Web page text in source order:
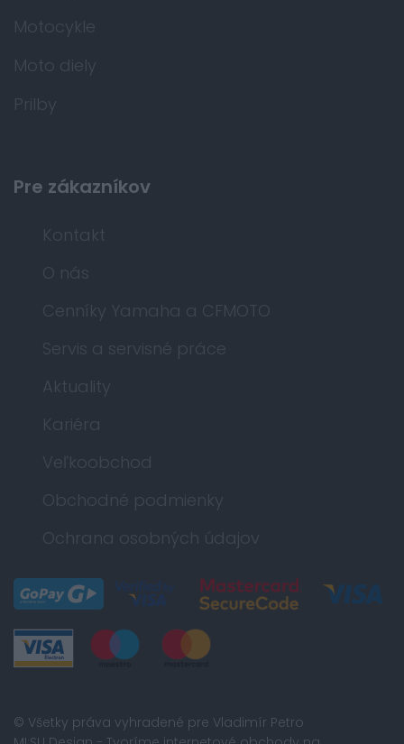
Motocykle
Moto diely
Prilby
Pre zákazníkov
Kontakt
O nás
Cenníky Yamaha a CFMOTO
Servis a servisné práce
Aktuality
Kariéra
Veľkoobchod
Obchodné podmienky
Ochrana osobných údajov
© Všetky práva vyhradené pre Vladimír Petro